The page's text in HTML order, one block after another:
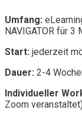
Umfang:
NAVIGATOR für
Start: jederzeit
Dauer: 2-4
Individueller
Zoom